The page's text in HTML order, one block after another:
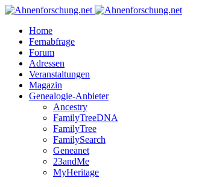
Home
Fernabfrage
Forum
Adressen
Veranstaltungen
Magazin
Genealogie-Anbieter
Ancestry
FamilyTreeDNA
FamilyTree
FamilySearch
Geneanet
23andMe
MyHeritage